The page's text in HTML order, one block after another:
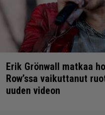
Erik Grönwall matkaa
Row’ssa vaikuttanut
uuden videon